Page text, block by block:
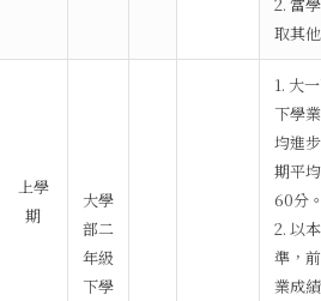
取其
上學
期
大學
部二
年級
下學
1. 大
下學
均進
期平
60分
2. 以
準，
業成